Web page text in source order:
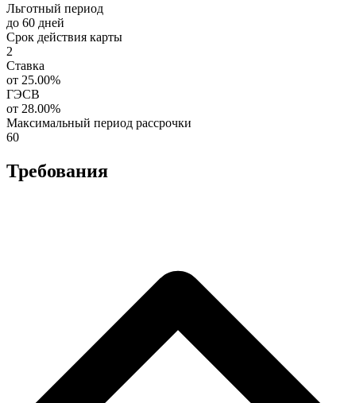
Льготный период
до 60 дней
Срок действия карты
2
Ставка
от 25.00%
ГЭСВ
от 28.00%
Максимальный период рассрочки
60
Требования